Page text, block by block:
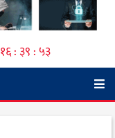
१६ : ३९ : ५४